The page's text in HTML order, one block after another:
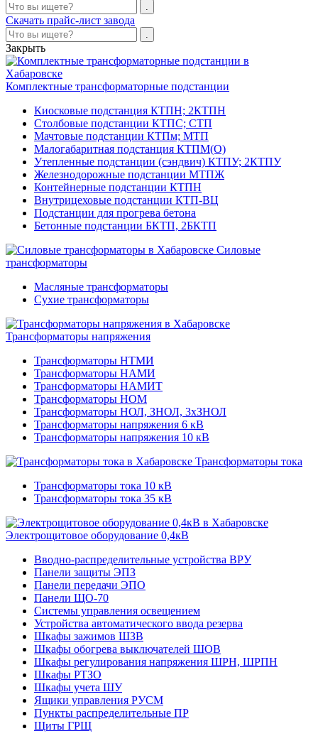
Скачать прайс-лист завода
Закрыть
Комплектные трансформаторные подстанции
Киосковые подстанция КТПН; 2КТПН
Столбовые подстанции КТПС; СТП
Мачтовые подстанции КТПм; МТП
Малогабаритная подстанция КТПМ(О)
Утепленные подстанции (сэндвич) КТПУ; 2КТПУ
Железнодорожные подстанции МТПЖ
Контейнерные подстанции КТПН
Внутрицеховые подстанции КТП-ВЦ
Подстанции для прогрева бетона
Бетонные подстанции БКТП, 2БКТП
Силовые
трансформаторы
Масляные трансформаторы
Сухие трансформаторы
Трансформаторы напряжения
Трансформаторы НТМИ
Трансформаторы НАМИ
Трансформаторы НАМИТ
Трансформаторы НОМ
Трансформаторы НОЛ, ЗНОЛ, 3хЗНОЛ
Трансформаторы напряжения 6 кВ
Трансформаторы напряжения 10 кВ
Трансформаторы тока
Трансформаторы тока 10 кВ
Трансформаторы тока 35 кВ
Электрощитовое оборудование 0,4кВ
Вводно-распределительные устройства ВРУ
Панели защиты ЭПЗ
Панели передачи ЭПО
Панели ЩО-70
Системы управления освещением
Устройства автоматического ввода резерва
Шкафы зажимов ШЗВ
Шкафы обогрева выключателей ШОВ
Шкафы регулирования напряжения ШРН, ШРПН
Шкафы РТЗО
Шкафы учета ШУ
Ящики управления РУСМ
Пункты распределительные ПР
Щиты ГРЩ